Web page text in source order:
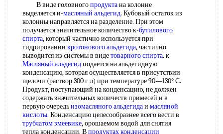
В виде головногопродуктана колонне
выделяется и-масляный альдегид. Кубовый остаток из
колонны направляется на разделение. При этом
получается значительное количество к-бутилового
спирта, который частично используется при
гидрировании кротонового альдегида, частично
выводится из системы в видетоварного спирта. к-
Масляный альдегидподается на альдегидную
конденсацию, которая осуществляется в присутствии
щелочи (раствор 300 г л) при температуре 90—130° С.
Продукт, поступающий на конденсацию, не должен
содержать значительных количеств примесей и в
первую очередьизомасляного альдегидаи масляной
кислоты. Конденсацию целесообразнее всего вести в
трубчатом змеевике, орошаемом водой для снятия
тепла конденсации. Впродуктах конденсации